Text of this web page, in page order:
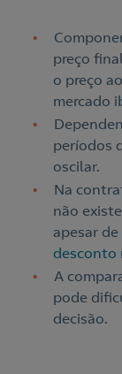
preço
o preço
mercado
períodos
oscilar.
Na
não
apesar
desconto
A
pode
decisão.